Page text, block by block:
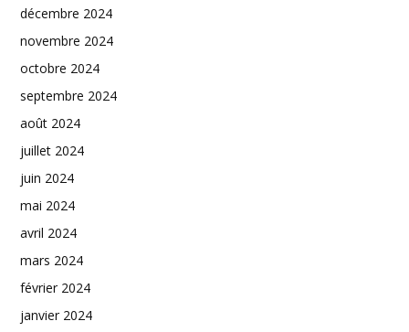
décembre 2024
novembre 2024
octobre 2024
septembre 2024
août 2024
juillet 2024
juin 2024
mai 2024
avril 2024
mars 2024
février 2024
janvier 2024